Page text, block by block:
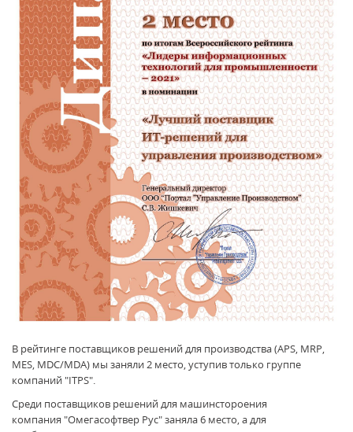
В рейтинге поставщиков решений для производства (APS, MRP,
MES, MDC/MDA) мы заняли 2 место, уступив только группе
компаний "ITPS".
Среди поставщиков решений для машинстороения
компания "Омегасофтвер Рус" заняла 6 место, а для